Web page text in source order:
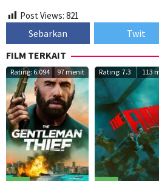
Post Views: 821
Sebarkan Twit
FILM TERKAIT
Rating: 6.094 97 menit Rating: 7.3 113